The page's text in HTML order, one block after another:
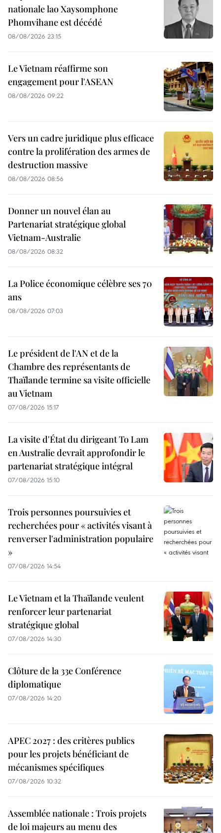
nationale lao Xaysomphone
Phomvihane est décédé
08/08/2026 23:15
Le Vietnam réaffirme son
engagement pour l'ASEAN
08/08/2026 09:22
Vers un cadre juridique plus efficace
contre la prolifération des armes de
destruction massive
08/08/2026 08:56
Donner un nouvel élan au
Partenariat stratégique global
Vietnam-Australie
08/08/2026 08:32
La Police économique célèbre ses 70
ans
08/08/2026 07:03
Le président de l'AN et de la
Chambre des représentants de
Thaïlande termine sa visite officielle
au Vietnam
07/08/2026 15:17
La visite d'État du dirigeant To Lam
en Australie devrait approfondir le
partenariat stratégique intégral
07/08/2026 15:10
Trois personnes poursuivies et
recherchées pour « activités visant à
renverser l'administration populaire
»
07/08/2026 14:54
Le Vietnam et la Thaïlande veulent
renforcer leur partenariat
stratégique global
07/08/2026 14:30
Clôture de la 33e Conférence
diplomatique
07/08/2026 14:20
APEC 2027 : des critères publics
pour les projets bénéficiant de
mécanismes spécifiques
07/08/2026 10:32
Assemblée nationale : Trois projets
de loi majeurs au menu des